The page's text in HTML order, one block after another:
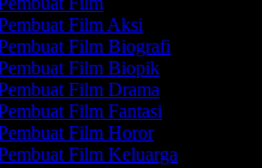
Film Aksi
Film Biografi
Film Biopik
Film Drama
Film Fantasi
Film Horor
Film Keluarga